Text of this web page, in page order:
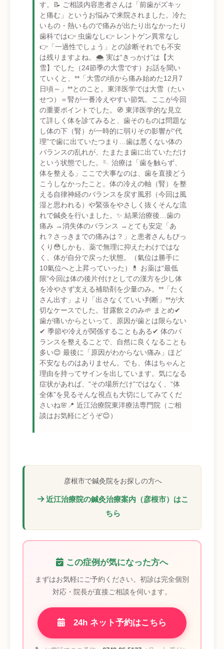
す。📝 ご相談内容患者さんは「前歯がズキッ
と痛む」というお悩みで来院されました。冷た
いもの・熱いもので痛みが出たり出なかったり
歯科では👉 虫歯なし👉 レントゲン異常なし
👉「一過性でしょう」との診断それでも不安
は残りますよね。🌨️ 実は“きっかけ”は【大
雪】でした（24節季の大雪です）お話を聞い
ていくと、**「大雪の頃から痛み始めた12月7
日頃～」**とのこと。東洋医学では大雪（たい
せつ）＝腎が一番冷えやすい節気。ここが今回
の重要ポイントでした。🧭 東洋医学的な見立
て詳しく体を診てみると、歯そのものは問題な
し体の下（腎）が一時的に弱りその影響が“代
理”で歯に出ていたつまり…歯は悪くない体の
バランスの乱れが、たまたま歯に出ていただけ
という状態でした。🪡 治療は「歯を触らず、
体を整える」ここで大事なのは、歯を直接どう
こうしなかったこと。体の冷えの軸（腎）を整
える自律神経のバランスを戻す風邪（今回は風
湿と思われる）や緊張をやさしく抜くそんな流
れで鍼灸を行いました。✨ 結果治療後…歯の
痛み →消失体のバランス →とても安定「あ
れ？さっきまでの痛みは？」と患者さんもびっ
くり😳しかも、薬で無理に抑えたわけではな
く、体が自分で戻った状態。（氣位は勝手に
10氣位へと上昇っていった）💊 お薬は“最低
限”今回は体の後片付けとしての漢方を少し体
を冷やさず支える補助剤を少量のみ。**「たく
さん出す」より「出さなくていい判断」**が大
切なケースでした。甘露飲２のみ🌱 まとめ✔
歯が痛いからといって、原因が歯とは限らない
✔ 季節や冷えが関係することもある✔ 体のバ
ランスを整えることで、自然に良くなることも
多い😊 最後に「原因がわからない痛み」ほど
不安なものはありません。でも、体はちゃんと
理由を持ってサインを出しています。気になる
症状があれば、“その場所だけ”ではなく、“体
全体”を見るそんな視点も大切にしてみてくだ
さいね🌸📍 近江治療院東洋療法専門院（ご相
談はお気軽にどうぞ😊）
彦根市で鍼灸院をお探しの方へ
近江治療院の鍼灸治療案内（彦根市）はこ
ちら
この症例が気になった方へ
まずはお気軽にご予約ください。初診は完全個別
対応・院長が直接ご相談を伺います。
24h ネット予約はこちら